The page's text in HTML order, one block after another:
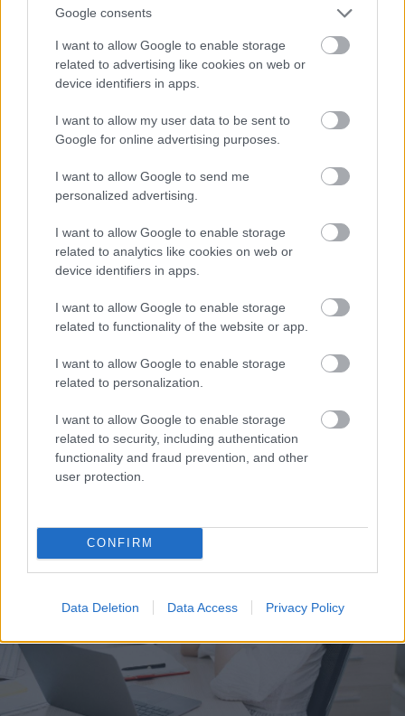
Google consents
I want to allow Google to enable storage
related to advertising like cookies on web or
device identifiers in apps.
I want to allow my user data to be sent to
Google for online advertising purposes.
I want to allow Google to send me
personalized advertising.
I want to allow Google to enable storage
related to analytics like cookies on web or
device identifiers in apps.
I want to allow Google to enable storage
related to functionality of the website or app.
I want to allow Google to enable storage
related to personalization.
I want to allow Google to enable storage
related to security, including authentication
functionality and fraud prevention, and other
user protection.
CONFIRM
Data Deletion Data Access Privacy Policy
“500bērni vieni bez
mammas un tēta!” Aiz
skaitļiem par
bērnunamiem slēpjas
trauma, birokrātija un
atbalsta trūkums
mums ciemos!” Putina
vizītes laikā Sibīrijā
noticis īsts “brīnums”
“Kurš viņus fenderē?”
Pircēji pamanījuši, ka
Latvijas veikalos zog
pavisam neparastu
Atcelt Ziņot